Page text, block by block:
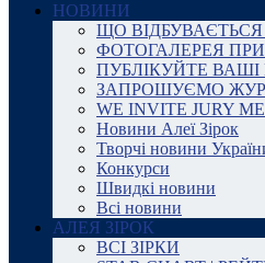
НОВИНИ
ЩО ВІДБУВАЄТЬСЯ
ФОТОГАЛЕРЕЯ
ПУБЛІКУЙТЕ
ЗАПРОШУЄМО
WE INVITE JURY
Новини Алеї Зірок
Творчі новини
Конкурси
Швидкі новини
Всі новини
АЛЕЯ ЗІРОК
ВСІ ЗІРКИ